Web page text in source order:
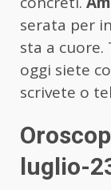
serata per
sta a cuore.
oggi siete
scrivete o
luglio-